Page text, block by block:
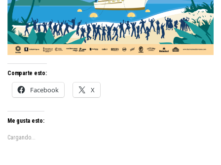
Comparte esto:
Facebook X
Me gusta esto:
Cargando...